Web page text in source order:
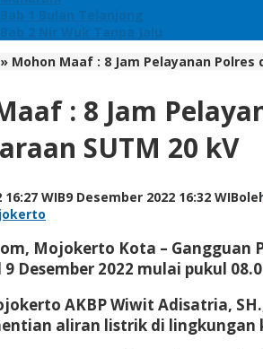
Bab 1 Bulan Telanjang
Bab 2 Nir Wuk Tanpa Jalu
» Mohon Maaf : 8 Jam Pelayanan
: 8 Jam
SUTM 20 kV
WIB9 Desember 2022 16:32 WIB
Mojokerto Kota – Gangguan
Desember 2022 mulai pukul
AKBP Wiwit Adisatria,
aliran listrik di lingkungan